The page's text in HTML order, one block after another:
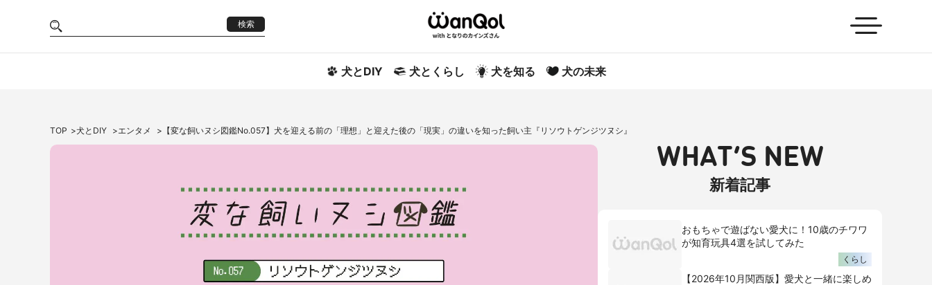
検索
犬とDIY 犬とくらし 犬を知る 犬の未来
TOP 犬とDIY エンタメ 【変な飼いヌシ図鑑No.057】犬を迎える前の「理想」と迎えた後の「現実」の違いを知った飼い主『リソウトゲンジツヌシ』
WHAT’S NEW
新着記事
おもちゃで遊ばない愛犬に！10歳のチワワ
が知育玩具4選を試してみた
くらし
【2026年10月関西版】愛犬と一緒に楽しめ